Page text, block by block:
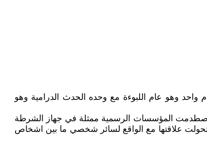
وهو عام اللبوءة مع وحده الحدث الدرامية وهو
اصطدمت المؤسسات الرسمية ممثلة في جهاز الشرطة
علاقتها مع الواقع لسائر شخصي ما بين اشخاص